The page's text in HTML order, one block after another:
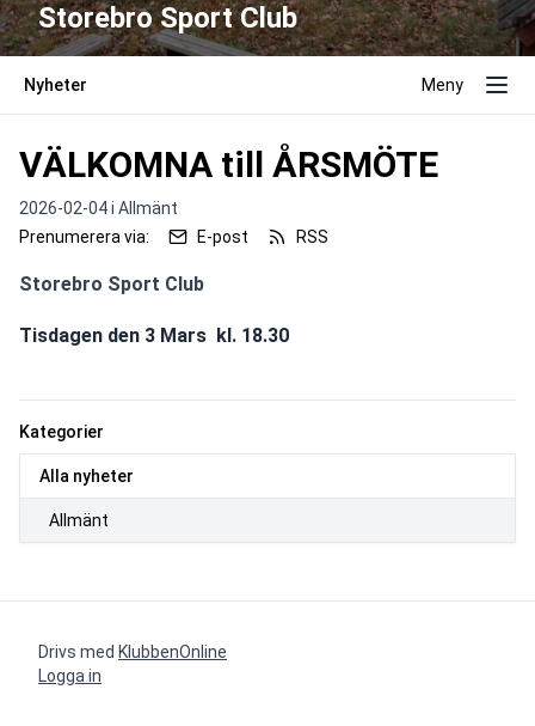
Storebro Sport Club
Nyheter Meny
Kategorier
Alla nyheter
Allmänt
VÄLKOMNA till ÅRSMÖTE
2026-02-04 i Allmänt
Prenumerera via:
E-post RSS
Storebro Sport Club
Tisdagen den 3 Mars  kl. 18.30
Drivs med KlubbenOnline
Logga in